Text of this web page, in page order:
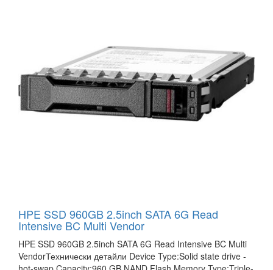
HPE SSD 960GB 2.5inch SATA 6G Read
Intensive BC Multi Vendor
HPE SSD 960GB 2.5inch SATA 6G Read Intensive BC Multi
VendorТехнически детайли Device Type:Solid state drive -